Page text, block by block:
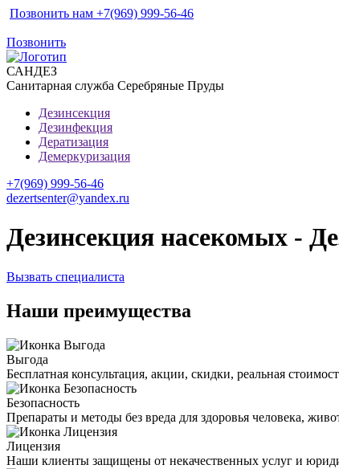
Позвонить нам +7(969) 999-56-46
Позвонить
САНДЕЗ
Санитарная служба Серебряные Пруды
Дезинсекция
Дезинфекция
Дератизация
Демеркуризация
+7(969) 999-56-46
dezertsenter@yandex.ru
Дезинсекция насекомых -
Вызвать специалиста
Наши преимущества
Выгода
Бесплатная консультация, акции, скидки, реальная
Безопасность
Препараты и методы без вреда для здоровья человека,
Лицензия
Наши клиенты защищены от некачественных услуг и